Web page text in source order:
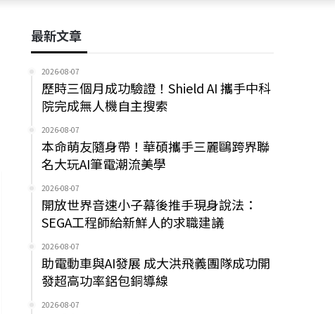
最新文章
2026-08-07
歷時三個月成功驗證！Shield AI 攜手中科
院完成無人機自主搜索
2026-08-07
本命萌友隨身帶！華碩攜手三麗鷗跨界聯
名大玩AI筆電潮流美學
2026-08-07
開放世界音速小子幕後推手現身說法：
SEGA工程師給新鮮人的求職建議
2026-08-07
助電動車與AI發展 成大洪飛義團隊成功開
發超高功率鋁包銅導線
2026-08-07